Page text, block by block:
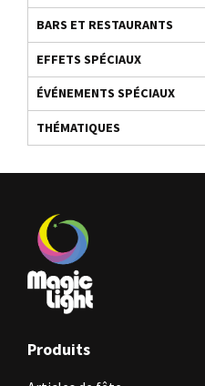
BARS ET RESTAURANTS
EFFETS SPÉCIAUX
ÉVÉNEMENTS SPÉCIAUX
THÉMATIQUES
Produits